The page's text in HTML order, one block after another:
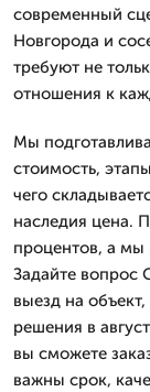
современный
Новгорода и
требуют не
отношения к
Мы
стоимость,
чего
наследия цена.
процентов, а
Задайте вопрос
выезд на
решения в
вы сможете
важны срок,